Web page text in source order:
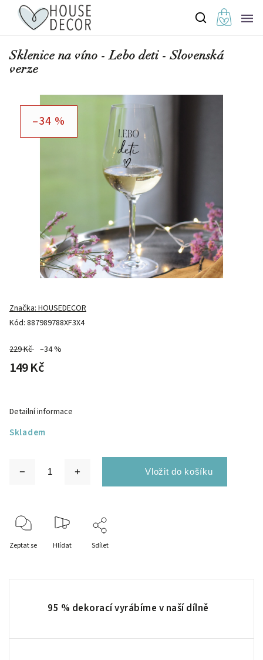
Sklenice na víno - Lebo deti - Slovenská
verze
–34 %
Kód: 887989788XF3X4
Značka:HOUSEDECOR
229 Kč –34 %
149 Kč
Skladem
Detailní informace
Zeptat se Hlídat Sdílet
95 % dekorací vyrábíme v naší dílně